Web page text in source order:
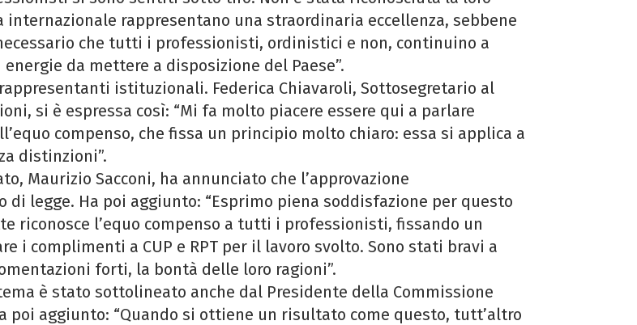
rappresentano una straordinaria eccellenza, sebbene
che tutti i professionisti, ordinistici e non, continuino a
da mettere a disposizione del Paese”.
istituzionali. Federica Chiavaroli, Sottosegretario al
si è espressa così: “Mi fa molto piacere essere qui a parlare
compenso, che fissa un principio molto chiaro: essa si applica a
distinzioni”.
Maurizio Sacconi, ha annunciato che l’approvazione
legge. Ha poi aggiunto: “Esprimo piena soddisfazione per questo
riconosce l’equo compenso a tutti i professionisti, fissando un
complimenti a CUP e RPT per il lavoro svolto. Sono stati bravi a
forti, la bontà delle loro ragioni”.
è stato sottolineato anche dal Presidente della Commissione
poi aggiunto: “Quando si ottiene un risultato come questo, tutt’altro